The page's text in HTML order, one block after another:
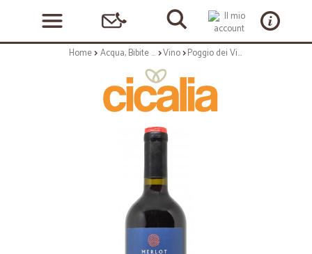
Home Acqua, Bibite e Alcolici Vino Poggio dei Vigneti vino merlot veneto cl.75